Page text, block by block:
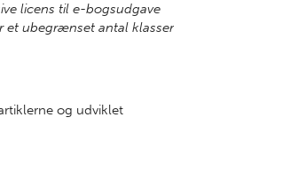
licens til e-bogsudgave
et ubegrænset antal klasser
og udviklet